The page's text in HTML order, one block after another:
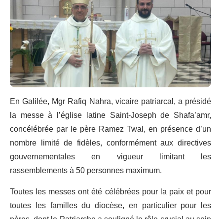
En Galilée, Mgr Rafiq Nahra, vicaire patriarcal, a présidé
la messe à l’église latine Saint-Joseph de Shafa’amr,
concélébrée par le père Ramez Twal, en présence d’un
nombre limité de fidèles, conformément aux directives
gouvernementales en vigueur limitant les
rassemblements à 50 personnes maximum.
Toutes les messes ont été célébrées pour la paix et pour
toutes les familles du diocèse, en particulier pour les